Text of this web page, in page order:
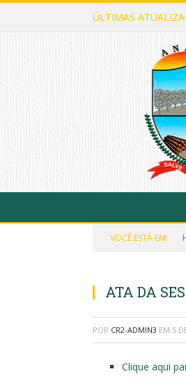
ÚLTIMAS
VOCÊ ESTÁ EM:
ATA DA
POR CR2-ADMIN3 EM 5
Clique aqui